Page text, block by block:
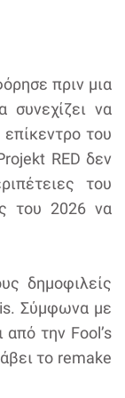
πριν μια
συνεχίζει να
του
RED δεν
του
του 2026 να
δημοφιλείς
Σύμφωνα με
την Fool’s
το remake